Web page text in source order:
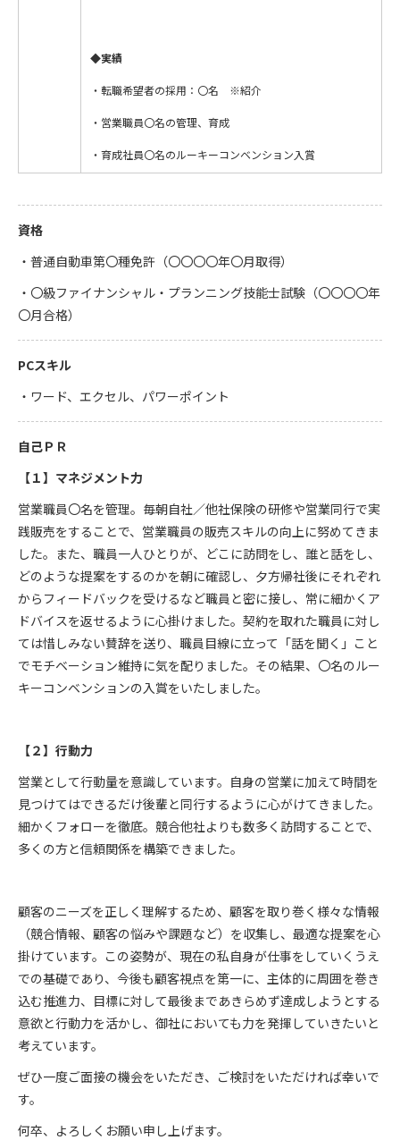
◆実績
・転職希望者の採用：〇名 ※紹介
・営業職員〇名の管理、育成
・育成社員〇名のルーキーコンベンション入賞
資格
・普通自動車第〇種免許（〇〇〇〇年〇月取得）
・〇級ファイナンシャル・プランニング技能士試験（〇〇〇〇年
〇月合格）
PCスキル
・ワード、エクセル、パワーポイント
自己ＰＲ
【１】マネジメント力
営業職員〇名を管理。毎朝自社／他社保険の研修や営業同行で実
践販売をすることで、営業職員の販売スキルの向上に努めてきま
した。また、職員一人ひとりが、どこに訪問をし、誰と話をし、
どのような提案をするのかを朝に確認し、夕方帰社後にそれぞれ
からフィードバックを受けるなど職員と密に接し、常に細かくア
ドバイスを返せるように心掛けました。契約を取れた職員に対し
ては惜しみない賛辞を送り、職員目線に立って「話を聞く」こと
でモチベーション維持に気を配りました。その結果、〇名のルー
キーコンベンションの入賞をいたしました。
【２】行動力
営業として行動量を意識しています。自身の営業に加えて時間を
見つけてはできるだけ後輩と同行するように心がけてきました。
細かくフォローを徹底。競合他社よりも数多く訪問することで、
多くの方と信頼関係を構築できました。
顧客のニーズを正しく理解するため、顧客を取り巻く様々な情報
（競合情報、顧客の悩みや課題など）を収集し、最適な提案を心
掛けています。この姿勢が、現在の私自身が仕事をしていくうえ
での基礎であり、今後も顧客視点を第一に、主体的に周囲を巻き
込む推進力、目標に対して最後まであきらめず達成しようとする
意欲と行動力を活かし、御社においても力を発揮していきたいと
考えています。
ぜひ一度ご面接の機会をいただき、ご検討をいただければ幸いで
す。
何卒、よろしくお願い申し上げます。